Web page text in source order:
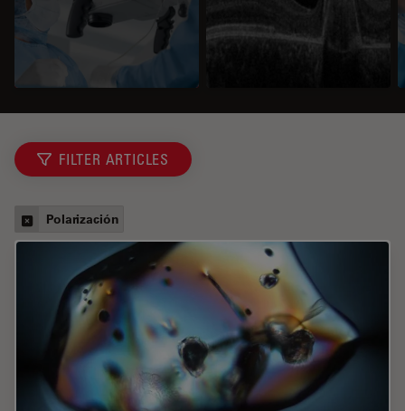
FILTER ARTICLES
Polarización